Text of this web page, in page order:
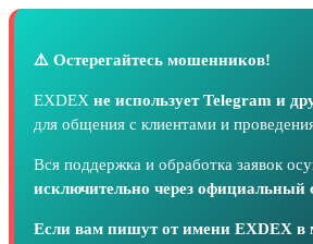
⚠️ Остерегайтесь мошенников!
EXDEX не использует Telegram и
для общения с клиентами и
Вся поддержка и обработка заявок
исключительно через официальный
Если вам пишут от имени EXDEX в